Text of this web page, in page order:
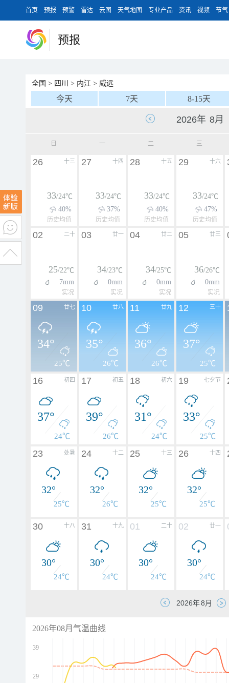
首页 预报 预警 雷达 云图 天气地图 专业产品 资讯 视频 节气
预报
全国 > 四川 > 内江 > 威远
今天 7天 8-15天
日 一 二 三
十三
26
33/24℃
40%
历史均值
十四
27
33/24℃
37%
历史均值
十五
28
33/24℃
40%
历史均值
十六
29
33/24℃
47%
历史均值
二十
02
25/22℃
7mm
实况
廿一
03
34/23℃
0mm
实况
廿二
04
34/25℃
0mm
实况
廿三
05
36/26℃
0mm
实况
廿七
09
34°
25℃
廿八
10
35°
26℃
廿九
11
36°
26℃
三十
12
37°
25℃
初四
16
37°
24℃
初五
17
39°
26℃
初六
18
31°
24℃
七夕节
19
33°
25℃
处暑
23
32°
25℃
十二
24
32°
26℃
十三
25
32°
25℃
十四
26
32°
25℃
十八
30
30°
24℃
十九
31
30°
24℃
二十
01
30°
24℃
廿一
02
30°
24℃
2026年08月气温曲线
39
29